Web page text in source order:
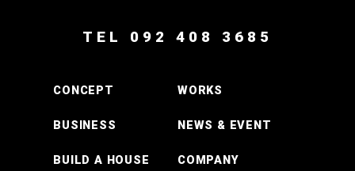
TEL 092 408 3685
CONCEPT
BUSINESS
BUILD A HOUSE
WORKS
NEWS & EVENT
COMPANY